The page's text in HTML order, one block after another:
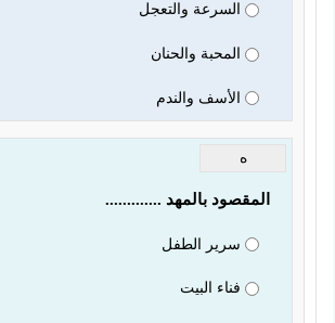
السرعة والتعجل
المحبة والحنان
الأسف والندم
ه
المقصود بالمهد .............
سرير الطفل
فناء البيت